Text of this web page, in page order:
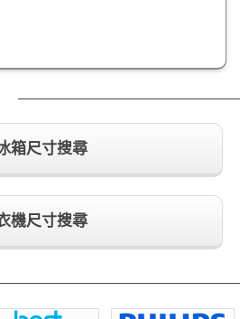
箱尺寸搜尋
機尺寸搜尋